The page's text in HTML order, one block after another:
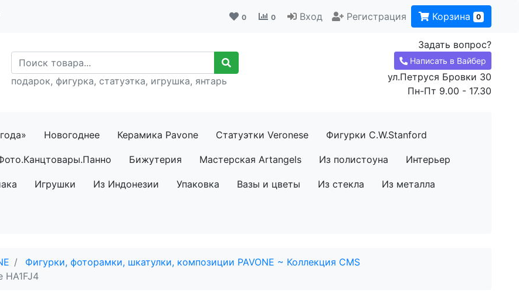
0 0 Вход Регистрация Корзина 0
подарок, фигурка, статуэтка, игрушка, янтарь
Задать вопрос?
Написать в Вайбер
ул.Петруся Бровки 30
Пн-Пт 9.00 - 17.30
Новогоднее Керамика Pavone Статуэтки Veronese Фигурки C.W.Stanford
Бижутерия Мастерская Artangels Из полистоуна Интерьер
Игрушки Из Индонезии Упаковка Вазы и цветы Из стекла Из металла
Фигурки, фоторамки, шкатулки, композиции PAVONE ~ Коллекция CMS
HA1FJ4